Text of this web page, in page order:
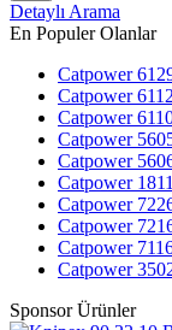
Detaylı Arama
En Populer Olanlar
Catpower
Catpower
Catpower
Catpower
Catpower
Catpower
Catpower
Catpower
Catpower
Catpower
Sponsor Ürünler